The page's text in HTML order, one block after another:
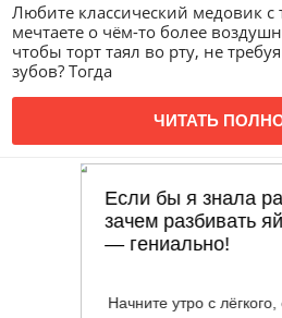
Любите классический медовик
мечтаете о чём-то более
чтобы торт таял во рту, не
зубов? Тогда
ЧИТАТЬ